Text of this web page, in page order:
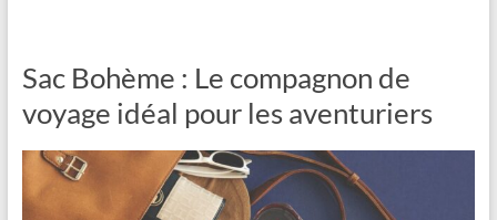
Sac Bohème : Le compagnon de
voyage idéal pour les aventuriers